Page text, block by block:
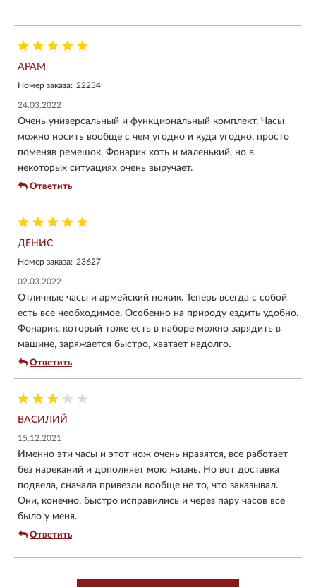
АРАМ
Номер заказа: 22234
24.03.2022
Очень универсальный и функциональный комплект. Часы
можно носить вообще с чем угодно и куда угодно, просто
поменяв ремешок. Фонарик хоть и маленький, но в
некоторых ситуациях очень выручает.
Ответить
ДЕНИС
Номер заказа: 23627
02.03.2022
Отличные часы и армейский ножик. Теперь всегда с собой
есть все необходимое. Особенно на природу ездить удобно.
Фонарик, который тоже есть в наборе можно зарядить в
машине, заряжается быстро, хватает надолго.
Ответить
ВАСИЛИЙ
15.12.2021
Именно эти часы и этот нож очень нравятся, все работает
без нареканий и дополняет мою жизнь. Но вот доставка
подвела, сначала привезли вообще не то, что заказывал.
Они, конечно, быстро исправились и через пару часов все
было у меня.
Ответить